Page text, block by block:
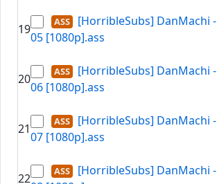
19
[HorribleSubs] DanMachi -
05 [1080p].ass
20
[HorribleSubs] DanMachi -
06 [1080p].ass
21
[HorribleSubs] DanMachi -
07 [1080p].ass
22
[HorribleSubs] DanMachi -